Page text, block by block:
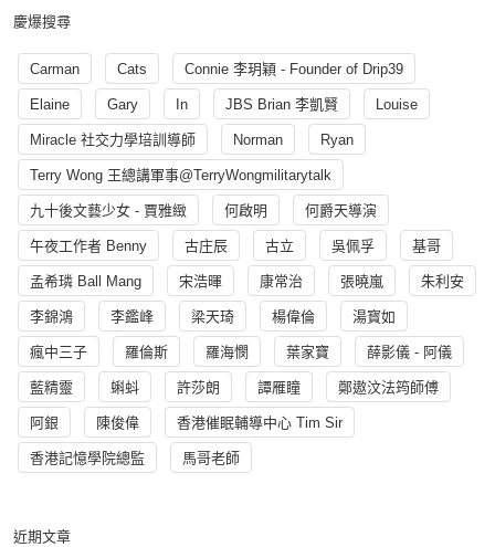
慶爆搜尋
Carman Cats Connie 李玥穎 - Founder of Drip39
Elaine Gary In JBS Brian 李凱賢 Louise
Miracle 社交力學培訓導師 Norman Ryan
Terry Wong 王總講軍事@TerryWongmilitarytalk
九十後文藝少女 - 賈雅緻 何啟明 何爵天導演
午夜工作者 Benny 古庄辰 古立 吳佩孚 基哥
孟希璘 Ball Mang 宋浩暉 康常治 張曉嵐 朱利安
李錦鴻 李鑑峰 梁天琦 楊偉倫 湯寳如
瘋中三子 羅倫斯 羅海憫 葉家寶 薛影儀 - 阿儀
藍精靈 蝌蚪 許莎朗 譚雁瞳 鄭遨汶法筠師傅
阿銀 陳俊偉 香港催眠輔導中心 Tim Sir
香港記憶學院總監 馬哥老師
近期文章